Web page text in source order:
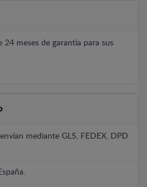
24 meses de garantía para sus
mediante GLS, FEDEX, DPD